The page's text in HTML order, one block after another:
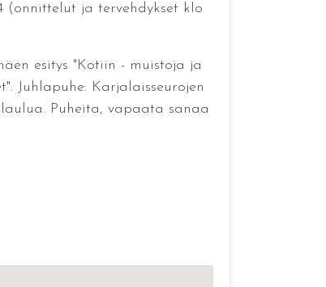
(onnittelut ja tervehdykset klo
esitys "Kotiin - muistoja ja
Juhlapuhe: Karjalaisseurojen
Puheita, vapaata sanaa